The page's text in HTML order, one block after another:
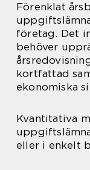
Förenklat
företag. Det
behöver
kortfattad
ekonomiska
Kvantitativa
eller i enkelt